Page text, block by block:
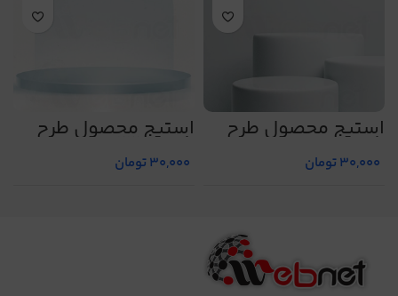
استیج محصول طرح
شماره 16
30,000تومان
استیج محصول طرح
شماره 23
30,000تومان